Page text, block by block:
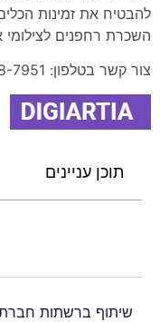
להבטיח את זמינות
השכרת רחפנים לצילומי
צור קשר בטלפון: 052-268-7951
תוכן עניינים
שיתוף ברשתות